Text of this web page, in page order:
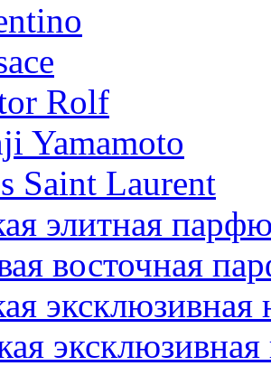
Rolf
Yamamoto
Saint Laurent
элитная
восточная